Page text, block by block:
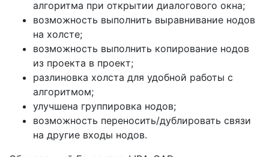
алгоритма при открытии диалогового окна;
возможность выполнить выравнивание нодов
на холсте;
возможность выполнить копирование нодов
из проекта в проект;
разлиновка холста для удобной работы с
алгоритмом;
улучшена группировка нодов;
возможность переносить/дублировать связи
на другие входы нодов.